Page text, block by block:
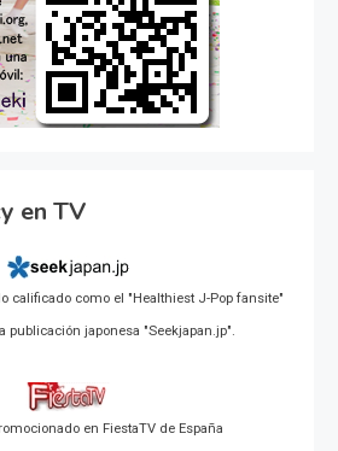
en TV
calificado como el "Healthiest J-Pop fansite"
publicación japonesa "Seekjapan.jp".
en FiestaTV de España